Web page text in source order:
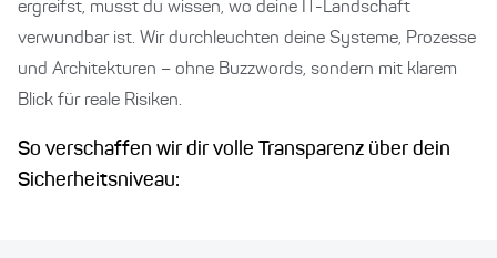
ergreifst, musst du wissen, wo deine IT-Landschaft
verwundbar ist. Wir durchleuchten deine Systeme, Prozesse
und Architekturen – ohne Buzzwords, sondern mit klarem
Blick für reale Risiken.
So verschaffen wir dir volle Transparenz über dein
Sicherheitsniveau: